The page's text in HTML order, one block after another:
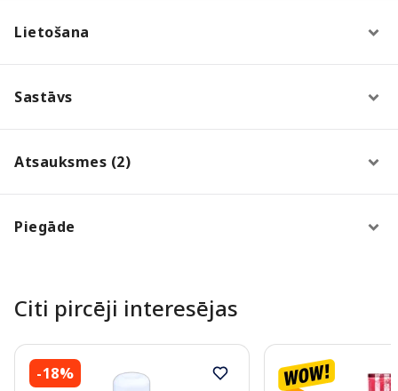
Lietošana
Sastāvs
Atsauksmes (2)
Piegāde
Citi pircēji interesējas
-18%